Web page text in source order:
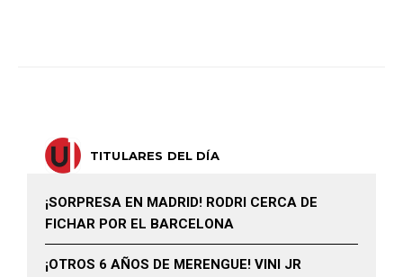
TITULARES DEL DÍA
¡SORPRESA EN MADRID! RODRI CERCA DE
FICHAR POR EL BARCELONA
¡OTROS 6 AÑOS DE MERENGUE! VINI JR